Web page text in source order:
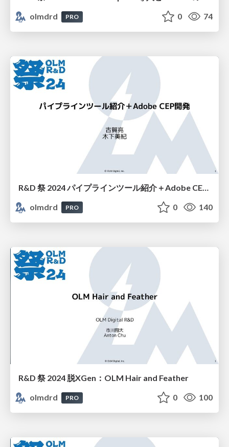
olmdrd
PRO 0 74
olmdrd
PRO 0 140
R&D 祭 2024 脱XGen：OLM Hair and Feather
olmdrd
PRO 0 100